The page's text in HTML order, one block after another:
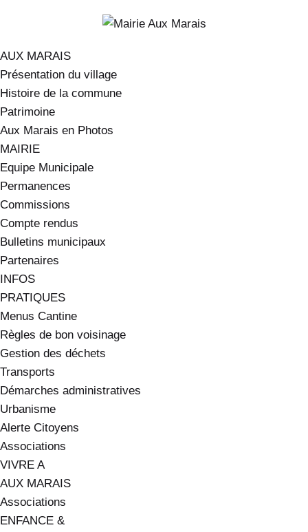
AUX MARAIS
Présentation du village
Histoire de la commune
Patrimoine
Aux Marais en Photos
MAIRIE
Equipe Municipale
Permanences
Commissions
Compte rendus
Bulletins municipaux
Partenaires
INFOS
PRATIQUES
Menus Cantine
Règles de bon voisinage
Gestion des déchets
Transports
Démarches administratives
Urbanisme
Alerte Citoyens
Associations
VIVRE A
AUX MARAIS
Associations
ENFANCE &